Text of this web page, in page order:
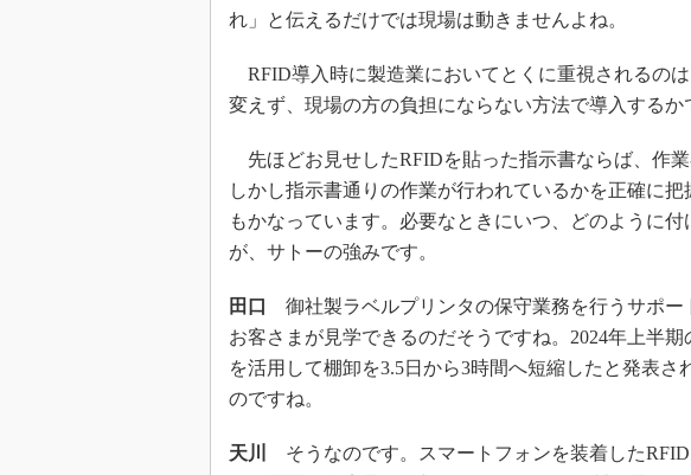
れ」と伝えるだけでは現場は動きませんよね。
RFID導入時に製造業においてとくに重視されるの
変えず、現場の方の負担にならない方法で導入するか
先ほどお見せしたRFIDを貼った指示書ならば、作業
しかし指示書通りの作業が行われているかを正確に
もかなっています。必要なときにいつ、どのように
が、サトーの強みです。
田口
御社製ラベルプリンタの保守業務を行うサポー
お客さまが見学できるのだそうですね。2024年上半
を活用して棚卸を3.5日から3時間へ短縮したと発表
のですね。
天川
そうなのです。スマートフォンを装着した